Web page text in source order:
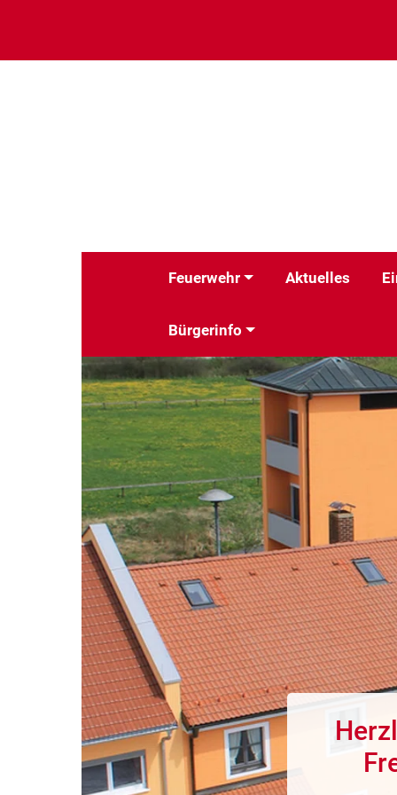
Feuerwehr Aktuelles
Bürgerinfo